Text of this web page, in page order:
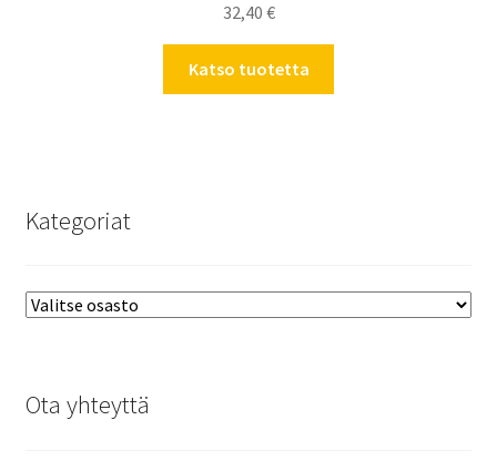
32,40 €
Katso tuotetta
Kategoriat
Ota yhteyttä